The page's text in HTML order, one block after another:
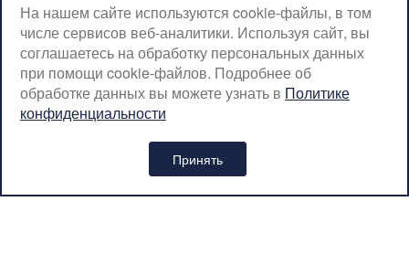
ВТ-ПТ: с 07:00 до 20:00
СБ-ВС: с 08:00 до 18:00
Москва, Крылатская, 10
SerpantinCyclingShop@gmail.com
+7 (926) 899-38-31
На нашем сайте используются cookie-файлы, в том
числе сервисов веб-аналитики. Используя сайт, вы
соглашаетесь на обработку персональных данных
при помощи cookie-файлов. Подробнее об
обработке данных вы можете узнать в Политике
конфиденциальности
Принять